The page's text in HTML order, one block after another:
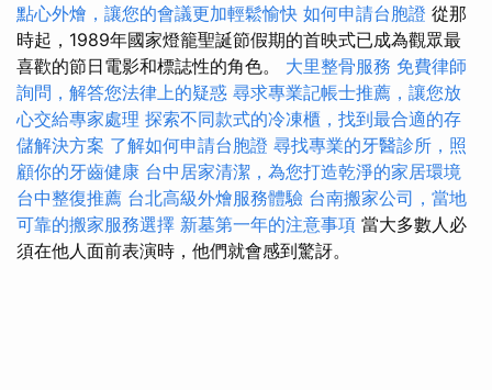
點心外燴，讓您的會議更加輕鬆愉快 如何申請台胞證 從那
時起，1989年國家燈籠聖誕節假期的首映式已成為觀眾最
喜歡的節日電影和標誌性的角色。 大里整骨服務 免費律師
詢問，解答您法律上的疑惑 尋求專業記帳士推薦，讓您放
心交給專家處理 探索不同款式的冷凍櫃，找到最合適的存
儲解決方案 了解如何申請台胞證 尋找專業的牙醫診所，照
顧你的牙齒健康 台中居家清潔，為您打造乾淨的家居環境
台中整復推薦 台北高級外燴服務體驗 台南搬家公司，當地
可靠的搬家服務選擇 新墓第一年的注意事項 當大多數人必
須在他人面前表演時，他們就會感到驚訝。